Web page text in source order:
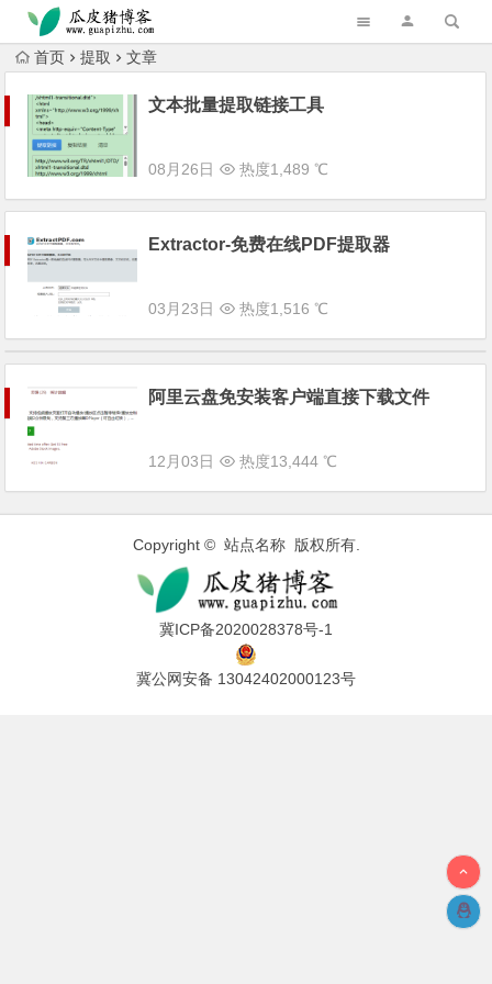
跳转到主内容
首页 提取 文章
文本批量提取链接工具
08月26日 热度1,489 ℃
Extractor-免费在线PDF提取器
03月23日 热度1,516 ℃
阿里云盘免安装客户端直接下载文件
12月03日 热度13,444 ℃
Copyright © 站点名称 版权所有.
冀ICP备2020028378号-1
冀公网安备 13042402000123号